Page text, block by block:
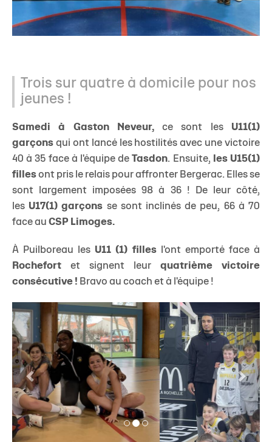
Trois sur quatre à domicile pour nos
jeunes !
Samedi à Gaston Neveur,ce sont les U11(1)
garçons qui ont lancé les hostilités avec une victoire
40 à 35 face à l'équipe de Tasdon. Ensuite, les U15(1)
filles ont pris le relais pour affronter Bergerac. Elles se
sont largement imposées 98 à 36 ! De leur côté,
les U17(1) garçons se sont inclinés de peu, 66 à 70
face au CSP Limoges.
À Puilboreau les U11 (1) fillesl'ont emporté face à
Rochefort et signent leur quatrième victoire
consécutive ! Bravo au coach et à l'équipe !